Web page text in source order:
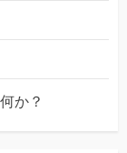
か？